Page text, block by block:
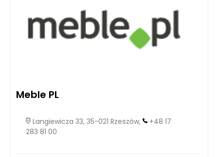
Meble PL
Langiewicza 33, 35-021 Rzeszów,
+48 17
283 81 00